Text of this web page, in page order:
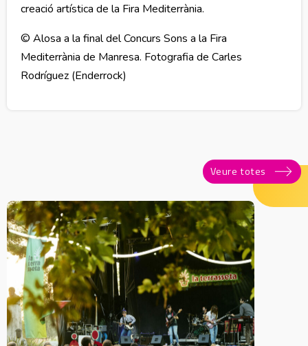
creació artística de la Fira Mediterrània.
© Alosa a la final del Concurs Sons a la Fira
Mediterrània de Manresa. Fotografia de Carles
Rodríguez (Enderrock)
Veure totes